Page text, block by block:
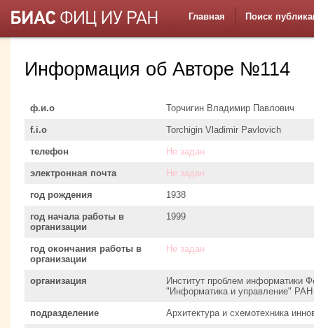
Главная Поиск
Информация об Авторе №114
ф.и.о Торчигин Владимир Павлович
f.i.o Torchigin Vladimir Pavlovich
телефон Не задан
электронная почта Не задан
год рождения 1938
год начала работы в
организации
1999
год окончания работы в
организации
Не задан
организация
Институт проблем информатики
"Информатика и управление" РАН
подразделение Архитектура и схемотехника